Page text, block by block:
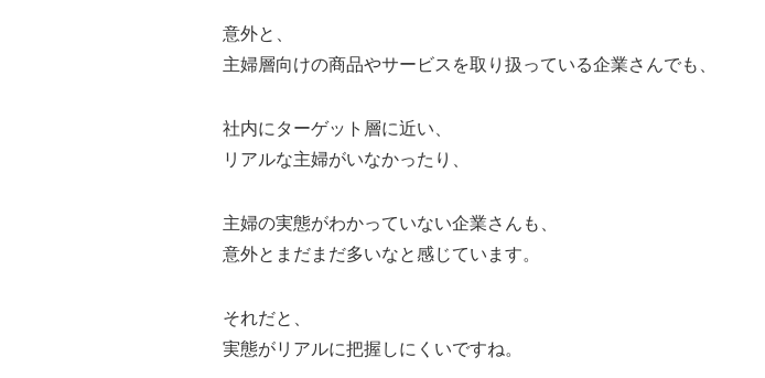
意外と、
主婦層向けの商品やサービスを取り扱っている企業さんでも、
社内にターゲット層に近い、
リアルな主婦がいなかったり、
主婦の実態がわかっていない企業さんも、
意外とまだまだ多いなと感じています。
それだと、
実態がリアルに把握しにくいですね。